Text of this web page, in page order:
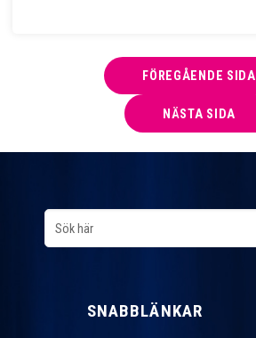
FÖREGÅENDE SIDA
NÄSTA SIDA
SNABBLÄNKAR